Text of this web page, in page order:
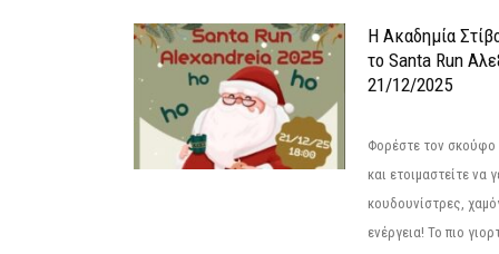
Η Ακαδημία
το Santa Run
21/12/2025
Φορέστε τον σκούφο
και ετοιμαστείτε να
κουδουνίστρες,
ενέργεια! Το πιο